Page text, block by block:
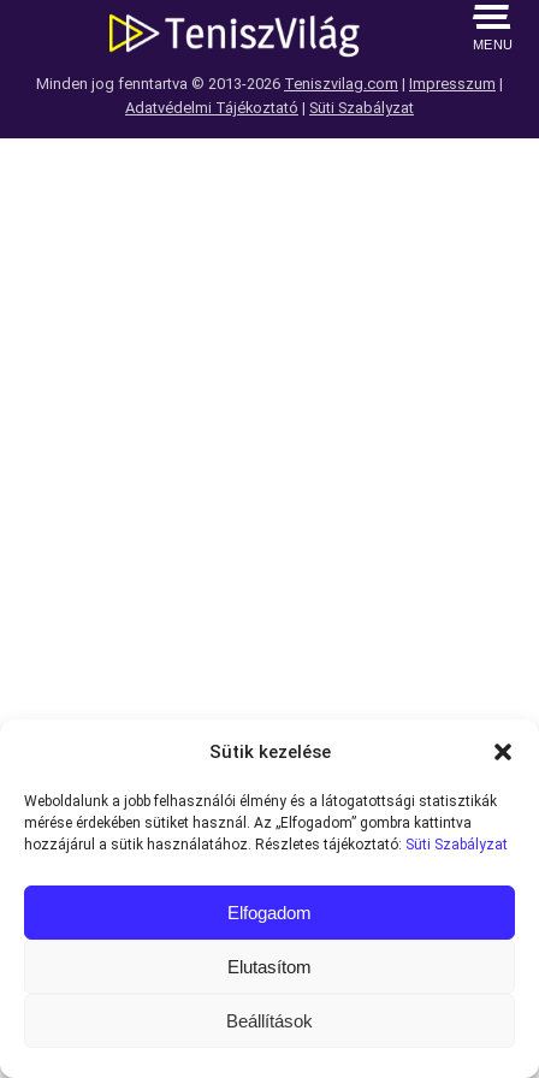
Sütik kezelése
Weboldalunk a jobb felhasználói élmény és a látogatottsági statisztikák
mérése érdekében sütiket használ. Az „Elfogadom” gombra kattintva
hozzájárul a sütik használatához. Részletes tájékoztató: Süti Szabályzat
Elfogadom
Elutasítom
Beállítások
MENU
Minden jog fenntartva © 2013-2026 Teniszvilag.com | Impresszum |
Adatvédelmi Tájékoztató | Süti Szabályzat